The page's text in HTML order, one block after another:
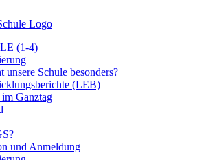
(1-4)
unsere Schule besonders?
(LEB)
Ganztag
und Anmeldung